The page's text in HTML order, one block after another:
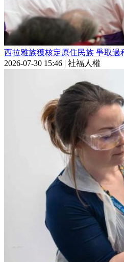
西拉雅族獲核定原住民族 爭取過
2026-07-30 15:46 | 社福人權